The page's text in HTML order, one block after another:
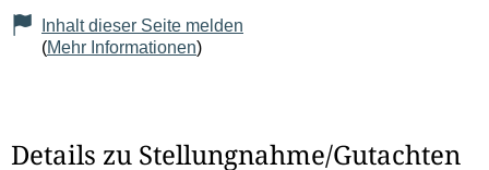
Inhalt dieser Seite melden
(Mehr Informationen)
Details zu Stellungnahme/Gutachten